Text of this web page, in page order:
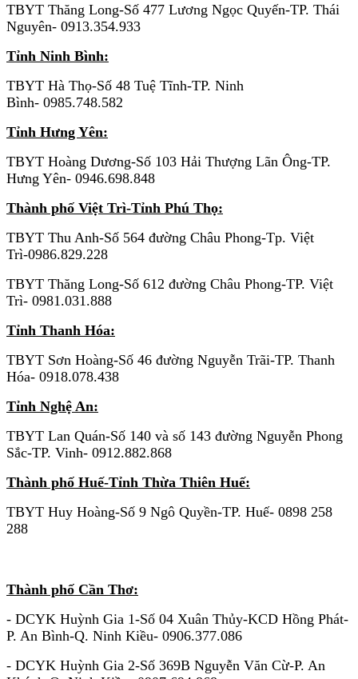
TBYT Thăng Long-Số 477 Lương Ngọc Quyến-TP. Thái
Nguyên- 0913.354.933
Tỉnh Ninh Bình:
TBYT Hà Thọ-Số 48 Tuệ Tĩnh-TP. Ninh
Bình- 0985.748.582
Tỉnh Hưng Yên:
TBYT Hoàng Dương-Số 103 Hải Thượng Lãn Ông-TP.
Hưng Yên- 0946.698.848
Thành phố Việt Trì-Tỉnh Phú Thọ:
TBYT Thu Anh-Số 564 đường Châu Phong-Tp. Việt
Trì-0986.829.228
TBYT Thăng Long-Số 612 đường Châu Phong-TP. Việt
Trì- 0981.031.888
Tỉnh Thanh Hóa:
TBYT Sơn Hoàng-Số 46 đường Nguyễn Trãi-TP. Thanh
Hóa- 0918.078.438
Tỉnh Nghệ An:
TBYT Lan Quán-Số 140 và số 143 đường Nguyễn Phong
Sắc-TP. Vinh- 0912.882.868
Thành phố Huế-Tỉnh Thừa Thiên Huế:
TBYT Huy Hoàng-Số 9 Ngô Quyền-TP. Huế- 0898 258
288
Thành phố Cần Thơ:
- DCYK Huỳnh Gia 1-Số 04 Xuân Thủy-KCD Hồng Phát-
P. An Bình-Q. Ninh Kiều- 0906.377.086
- DCYK Huỳnh Gia 2-Số 369B Nguyễn Văn Cừ-P. An